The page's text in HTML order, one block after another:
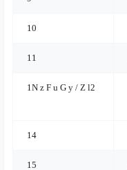
10
11
1 N z F u G y / Z l2
14
15